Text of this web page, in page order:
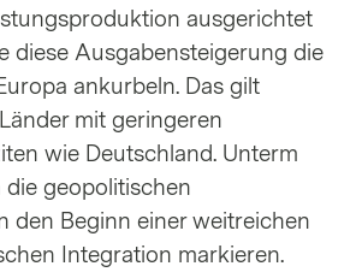
ausgerichtet
diese Ausgabensteigerung die
ankurbeln. Das gilt
mit geringeren
wie Deutschland. Unterm
geopolitischen
den Beginn einer weitreichen
Integration markieren.